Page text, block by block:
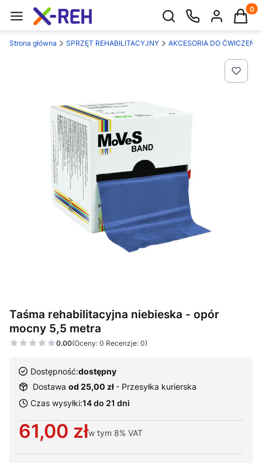
Otwórz wyszukiwarkę
Strona główna SPRZĘT REHABILITACYJNY AKCESORIA DO ĆWICZEŃ
Taśma rehabilitacyjna niebieska - opór
mocny 5,5 metra
0.00(Oceny: 0 Recenzje: 0)
Dostępność:dostępny
Dostawa od 25,00 zł - Przesyłka kurierska
Czas wysyłki:14 do 21 dni
Cena
61,00 złw tym 8% VAT